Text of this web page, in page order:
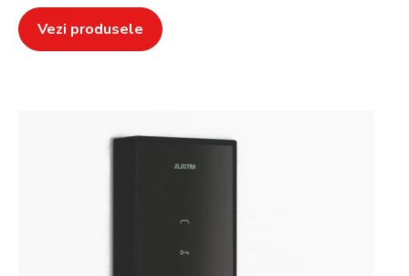
Vezi produsele